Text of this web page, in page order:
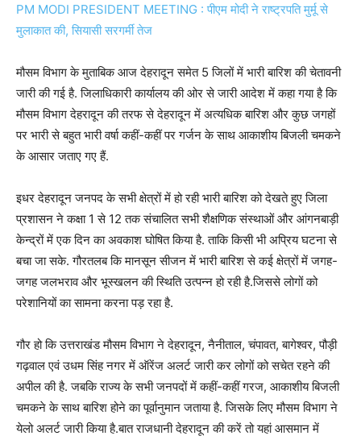
PM MODI PRESIDENT MEETING : पीएम मोदी ने राष्ट्रपति मुर्मू से
मुलाकात की, सियासी सरगर्मी तेज
मौसम विभाग के मुताबिक आज देहरादून समेत 5 जिलों में भारी बारिश की चेतावनी
जारी की गई है. जिलाधिकारी कार्यालय की ओर से जारी आदेश में कहा गया है कि
मौसम विभाग देहरादून की तरफ से देहरादून में अत्यधिक बारिश और कुछ जगहों
पर भारी से बहुत भारी वर्षा कहीं-कहीं पर गर्जन के साथ आकाशीय बिजली चमकने
के आसार जताए गए हैं.
इधर देहरादून जनपद के सभी क्षेत्रों में हो रही भारी बारिश को देखते हुए जिला
प्रशासन ने कक्षा 1 से 12 तक संचालित सभी शैक्षणिक संस्थाओं और आंगनबाड़ी
केन्द्रों में एक दिन का अवकाश घोषित किया है. ताकि किसी भी अप्रिय घटना से
बचा जा सके. गौरतलब कि मानसून सीजन में भारी बारिश से कई क्षेत्रों में जगह-
जगह जलभराव और भूस्खलन की स्थिति उत्पन्न हो रही है.जिससे लोगों को
परेशानियों का सामना करना पड़ रहा है.
गौर हो कि उत्तराखंड मौसम विभाग ने देहरादून, नैनीताल, चंपावत, बागेश्वर, पौड़ी
गढ़वाल एवं उधम सिंह नगर में ऑरेंज अलर्ट जारी कर लोगों को सचेत रहने की
अपील की है. जबकि राज्य के सभी जनपदों में कहीं-कहीं गरज, आकाशीय बिजली
चमकने के साथ बारिश होने का पूर्वानुमान जताया है. जिसके लिए मौसम विभाग ने
येलो अलर्ट जारी किया है.बात राजधानी देहरादून की करें तो यहां आसमान में